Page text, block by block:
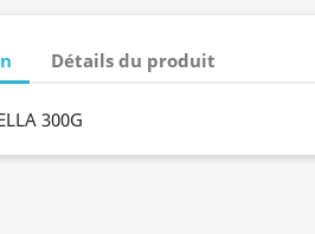
Détails du produit
300G